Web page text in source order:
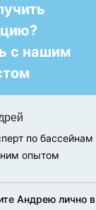
с нашим
по бассейнам
опытом
Андрею лично